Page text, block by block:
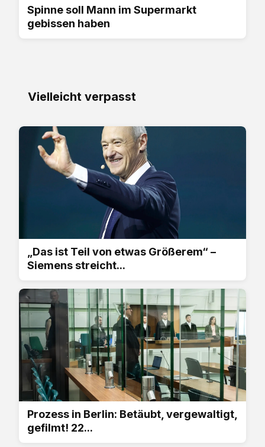
Spinne soll Mann im Supermarkt
gebissen haben
Vielleicht verpasst
„Das ist Teil von etwas Größerem“ –
Siemens streicht...
Prozess in Berlin: Betäubt, vergewaltigt,
gefilmt! 22...